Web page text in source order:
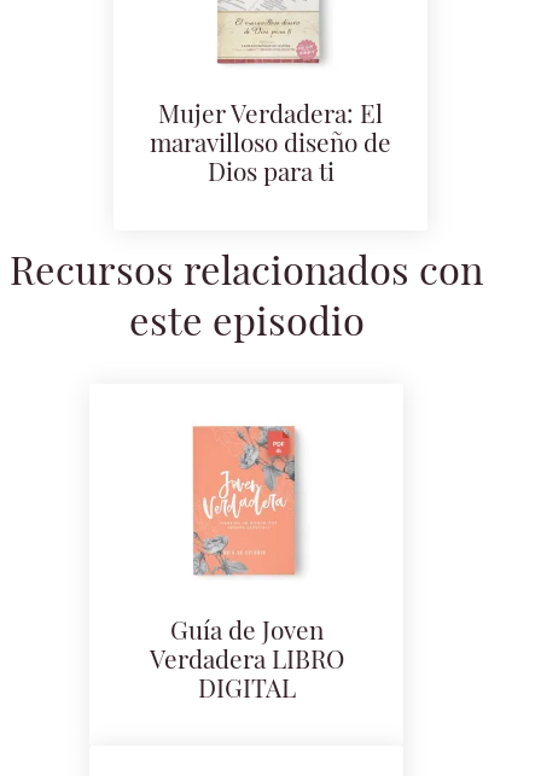
Mujer Verdadera: El
maravilloso diseño de
Dios para ti
Recursos relacionados con
este episodio
Guía de Joven
Verdadera LIBRO
DIGITAL